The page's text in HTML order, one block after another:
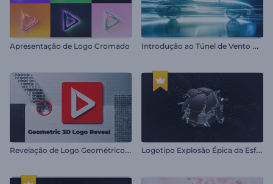
Apresentação de Logo Cromado I
ntrodução ao Túnel de Vento Automotivo
R
evelação de Logo Geométrico 3D L
ogotipo Explosão Épica da Esfera